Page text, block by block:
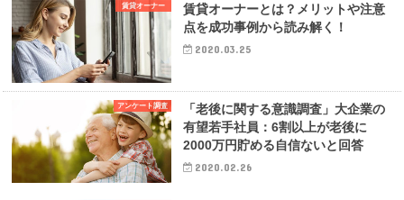
賃貸オーナー
賃貸オーナーとは？メリットや注意
点を成功事例から読み解く！
2020.03.25
アンケート調査
「老後に関する意識調査」大企業の
有望若手社員：6割以上が老後に
2000万円貯める自信ないと回答
2020.02.26